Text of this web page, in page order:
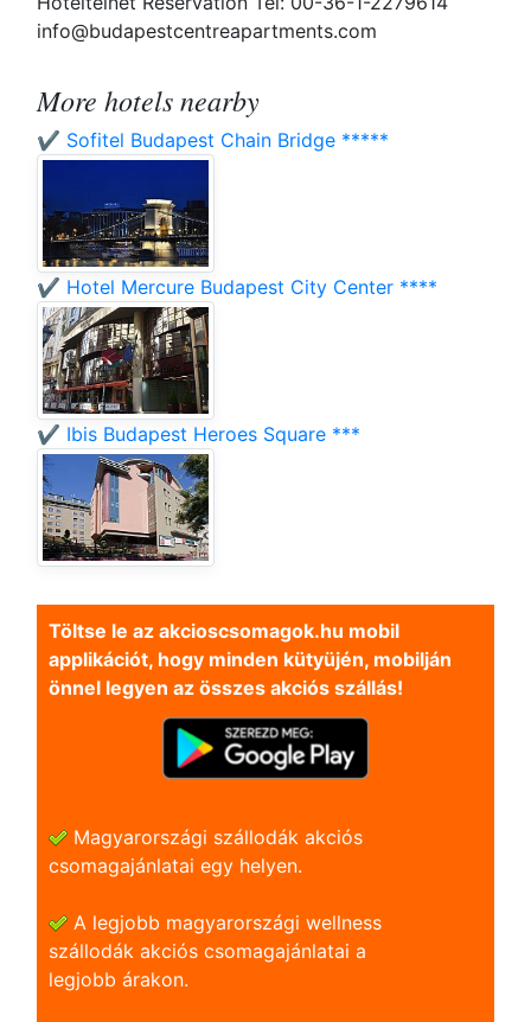
info@budapestcentreapartments.com
More hotels nearby
✔️ Sofitel Budapest Chain Bridge *****
✔️ Hotel Mercure Budapest City Center ****
✔️ Ibis Budapest Heroes Square ***
Töltse le az akcioscsomagok.hu mobil
applikációt, hogy minden kütyüjén, mobilján
önnel legyen az összes akciós szállás!
Magyarországi szállodák akciós
csomagajánlatai egy helyen.
A legjobb magyarországi wellness
szállodák akciós csomagajánlatai a
legjobb árakon.